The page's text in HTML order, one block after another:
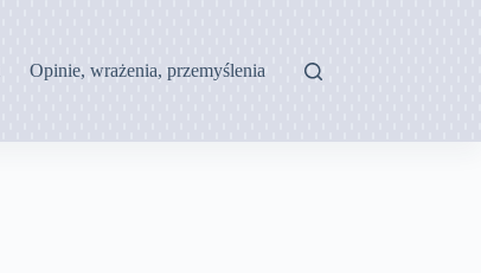
Opinie, wrażenia, przemyślenia